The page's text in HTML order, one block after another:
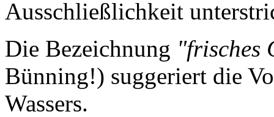
Ausschließlichkeit
Die Bezeichnung "frisches
Bünning!) suggeriert die
Wassers.